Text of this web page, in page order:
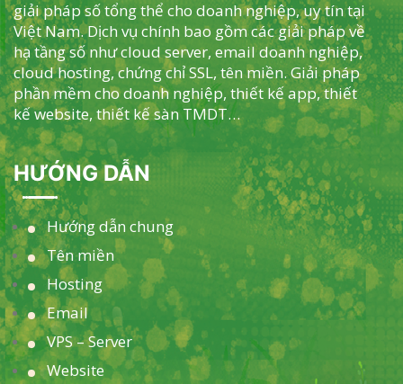
giải pháp số tổng thể cho doanh nghiệp, uy tín tại
Việt Nam. Dịch vụ chính bao gồm các giải pháp về
hạ tầng số như cloud server, email doanh nghiệp,
cloud hosting, chứng chỉ SSL, tên miền. Giải pháp
phần mềm cho doanh nghiệp, thiết kế app, thiết
kế website, thiết kế sàn TMDT…
HƯỚNG DẪN
Hướng dẫn chung
Tên miền
Hosting
Email
VPS – Server
Website